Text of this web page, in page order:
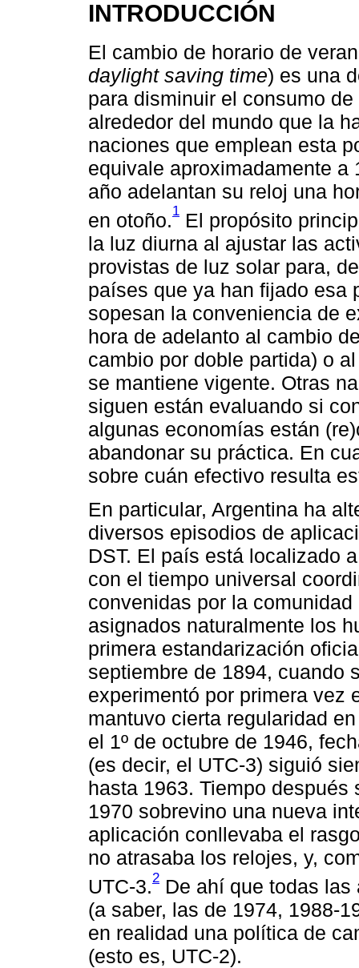
INTRODUCCIÓN
El cambio de horario de
daylight saving time) es una
para disminuir el consumo
alrededor del mundo que la
naciones que emplean esta
equivale aproximadamente
año adelantan su reloj una
en otoño.1 El propósito
la luz diurna al ajustar las
provistas de luz solar para,
países que ya han fijado esa
sopesan la conveniencia de
hora de adelanto al cambio
cambio por doble partida) o
se mantiene vigente. Otras
siguen están evaluando si
algunas economías están
abandonar su práctica. En
sobre cuán efectivo resulta
En particular, Argentina ha
diversos episodios de
DST. El país está localizado
con el tiempo universal
convenidas por la
asignados naturalmente los
primera estandarización
septiembre de 1894, cuando
experimentó por primera vez
mantuvo cierta regularidad
el 1º de octubre de 1946,
(es decir, el UTC-3) siguió
hasta 1963. Tiempo después
1970 sobrevino una nueva
aplicación conllevaba el
no atrasaba los relojes, y,
UTC-3.2 De ahí que todas
(a saber, las de 1974, 1988-
en realidad una política de
(esto es, UTC-2).